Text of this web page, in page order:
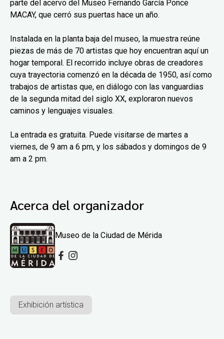
parte del acervo del Museo Fernando García Ponce
MACAY, que cerró sus puertas hace un año.
Instalada en la planta baja del museo, la muestra reúne
piezas de más de 70 artistas que hoy encuentran aquí un
hogar temporal. El recorrido incluye obras de creadores
cuya trayectoria comenzó en la década de 1950, así como
trabajos de artistas que, en diálogo con las vanguardias
de la segunda mitad del siglo XX, exploraron nuevos
caminos y lenguajes visuales.
La entrada es gratuita. Puede visitarse de martes a
viernes, de 9 am a 6 pm, y los sábados y domingos de 9
am a 2 pm.
Acerca del organizador
Museo de la Ciudad de Mérida
Exhibición artística